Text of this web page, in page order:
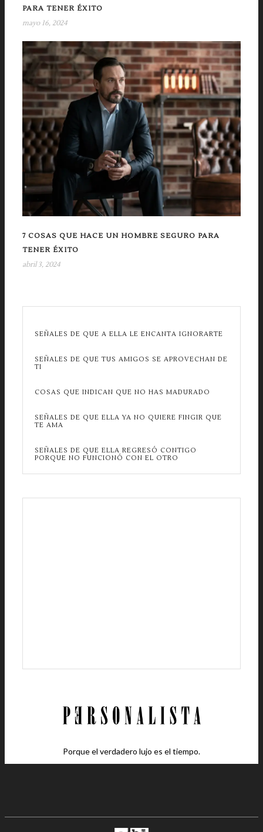
PARA TENER ÉXITO
mayo 16, 2024
7 COSAS QUE HACE UN HOMBRE SEGURO PARA
TENER ÉXITO
abril 3, 2024
SEÑALES DE QUE A ELLA LE ENCANTA IGNORARTE
SEÑALES DE QUE TUS AMIGOS SE APROVECHAN DE
TI
COSAS QUE INDICAN QUE NO HAS MADURADO
SEÑALES DE QUE ELLA YA NO QUIERE FINGIR QUE
TE AMA
SEÑALES DE QUE ELLA REGRESÓ CONTIGO
PORQUE NO FUNCIONÓ CON EL OTRO
Porque el verdadero lujo es el tiempo.